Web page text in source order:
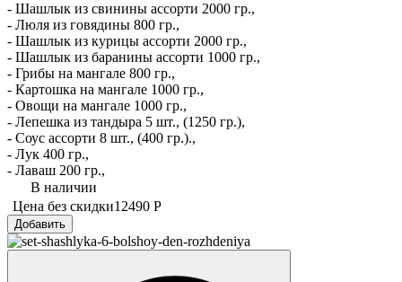
- Шашлык из свинины ассорти 2000 гр.,
- Люля из говядины 800 гр.,
- Шашлык из курицы ассорти 2000 гр.,
- Шашлык из баранины ассорти 1000 гр.,
- Грибы на мангале 800 гр.,
- Картошка на мангале 1000 гр.,
- Овощи на мангале 1000 гр.,
- Лепешка из тандыра 5 шт., (1250 гр.),
- Соус ассорти 8 шт., (400 гр.).,
- Лук 400 гр.,
- Лаваш 200 гр.,
В наличии
Цена без скидки12490 Р
Добавить